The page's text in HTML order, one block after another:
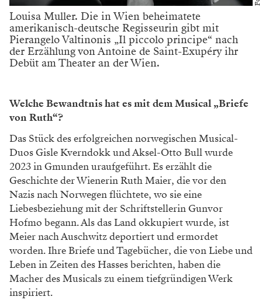
Louisa Muller. Die in Wien beheimatete
amerikanisch-deutsche Regisseurin gibt mit
Pierangelo Valtinonis „Il piccolo principe“ nach
der Erzählung von Antoine de Saint-Exupéry ihr
Debüt am Theater an der Wien.
Welche Bewandtnis hat es mit dem Musical „Briefe
von Ruth“?
Das Stück des erfolgreichen norwegischen Musical-
Duos Gisle Kverndokk und Aksel-Otto Bull wurde
2023 in Gmunden uraufgeführt. Es erzählt die
Geschichte der Wienerin Ruth Maier, die vor den
Nazis nach Norwegen flüchtete, wo sie eine
Liebesbeziehung mit der Schriftstellerin Gunvor
Hofmo begann. Als das Land okkupiert wurde, ist
Meier nach Auschwitz deportiert und ermordet
worden. Ihre Briefe und Tagebücher, die von Liebe und
Leben in Zeiten des Hasses berichten, haben die
Macher des Musicals zu einem tiefgründigen Werk
inspiriert.